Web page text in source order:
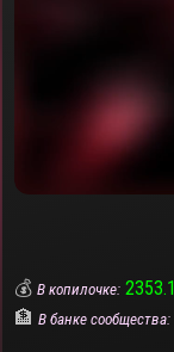
💰В копилочке: 2353.1
🏦В банке сообщества: